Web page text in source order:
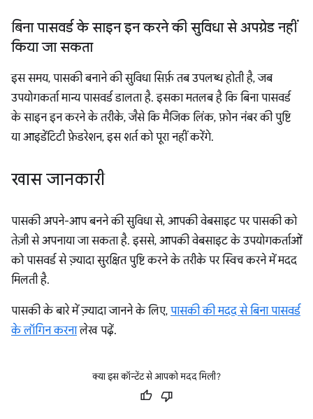
बिना पासवर्ड के साइन इन करने की सुविधा से अपग्रेड नहीं
किया जा सकता
इस समय, पासकी बनाने की सुविधा सिर्फ़ तब उपलब्ध होती है, जब
उपयोगकर्ता मान्य पासवर्ड डालता है. इसका मतलब है कि बिना पासवर्ड
के साइन इन करने के तरीके, जैसे कि मैजिक लिंक, फ़ोन नंबर की पुष्टि
या आइडेंटिटी फ़ेडरेशन, इस शर्त को पूरा नहीं करेंगे.
खास जानकारी
पासकी अपने-आप बनने की सुविधा से, आपकी वेबसाइट पर पासकी को
तेज़ी से अपनाया जा सकता है. इससे, आपकी वेबसाइट के उपयोगकर्ताओं
को पासवर्ड से ज़्यादा सुरक्षित पुष्टि करने के तरीके पर स्विच करने में मदद
मिलती है.
पासकी के बारे में ज़्यादा जानने के लिए, पासकी की मदद से बिना पासवर्ड
के लॉगिन करनालेख पढ़ें.
क्या इस कॉन्टेंट से आपको मदद मिली?